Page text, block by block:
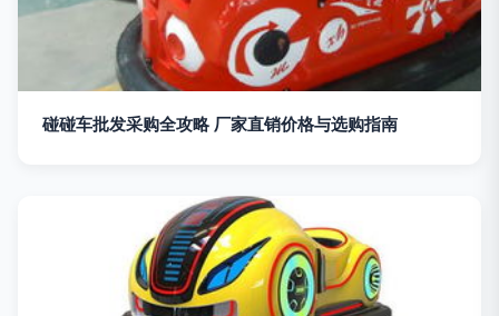
碰碰车批发采购全攻略 厂家直销价格与选购指南